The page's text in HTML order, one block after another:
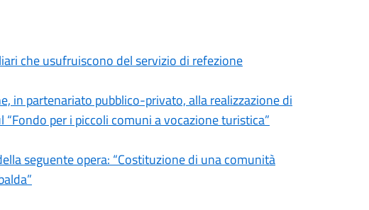
che usufruiscono del servizio di refezione
in partenariato pubblico-privato, alla realizzazione di
per i piccoli comuni a vocazione turistica”
seguente opera: “Costituzione di una comunità